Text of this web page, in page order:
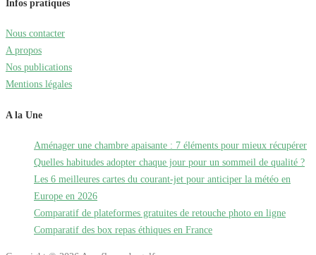
Infos pratiques
Nous contacter
A propos
Nos publications
Mentions légales
A la Une
Aménager une chambre apaisante : 7 éléments pour mieux récupérer
Quelles habitudes adopter chaque jour pour un sommeil de qualité ?
Les 6 meilleures cartes du courant-jet pour anticiper la météo en
Europe en 2026
Comparatif de plateformes gratuites de retouche photo en ligne
Comparatif des box repas éthiques en France